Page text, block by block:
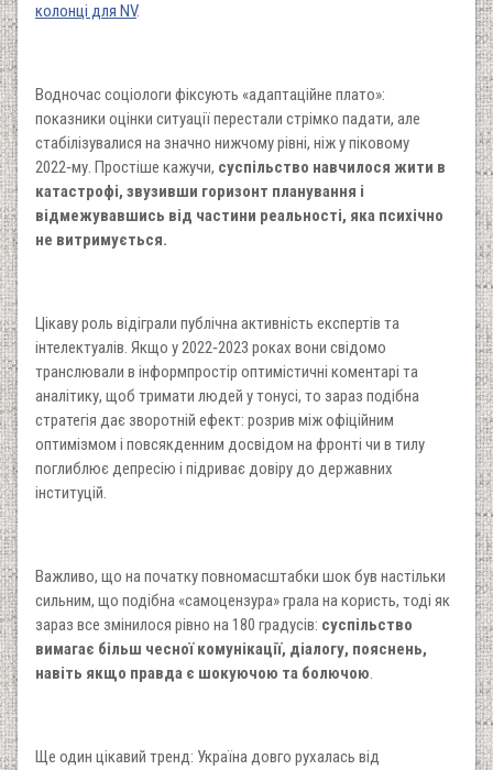
колонці для NV.
Водночас соціологи фіксують «адаптаційне плато»:
показники оцінки ситуації перестали стрімко падати, але
стабілізувалися на значно нижчому рівні, ніж у піковому
2022‑му. Простіше кажучи, суспільство навчилося жити в
катастрофі, звузивши горизонт планування і
відмежувавшись від частини реальності, яка психічно
не витримується.
Цікаву роль відіграли публічна активність експертів та
інтелектуалів. Якщо у 2022‑2023 роках вони свідомо
транслювали в інформпростір оптимістичні коментарі та
аналітику, щоб тримати людей у тонусі, то зараз подібна
стратегія дає зворотній ефект: розрив між офіційним
оптимізмом і повсякденним досвідом на фронті чи в тилу
поглиблює депресію і підриває довіру до державних
інституцій.
Важливо, що на початку повномасштабки шок був настільки
сильним, що подібна «самоцензура» грала на користь, тоді як
зараз все змінилося рівно на 180 градусів: суспільство
вимагає більш чесної комунікації, діалогу, пояснень,
навіть якщо правда є шокуючою та болючою.
Ще один цікавий тренд: Україна довго рухалась від